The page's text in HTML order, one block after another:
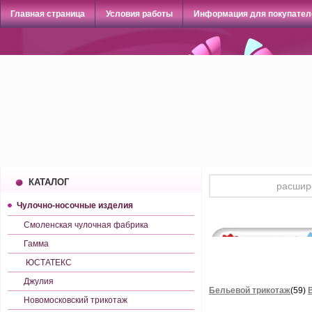
Главная страница Условия работы Информация для
КАТАЛОГ
Чулочно-носочные изделия
Смоленская чулочная фабрика
Гамма
ЮСТАТЕКС
Джулия
Новомосковский трикотаж
Бельевой трикотаж(59)